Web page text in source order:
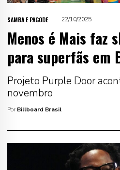
SAMBA E PAGODE 22/10/2025
Menos é Mais faz
para superfãs em
Projeto Purple Door
novembro
Por Billboard Brasil